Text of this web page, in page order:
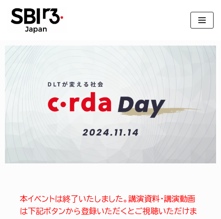
テ
ン
本イベントは終了いたしました。講演資料・講演動画
は下記ボタンから登録いただくとご視聴いただけま